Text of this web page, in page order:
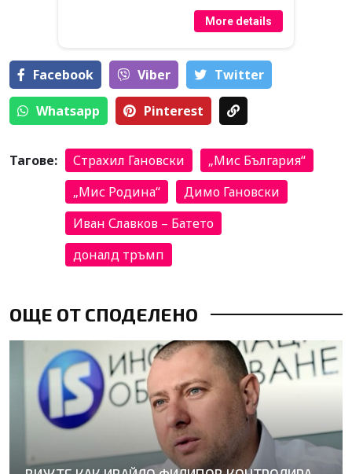
More details
Facebook Viber Тwitter
Whatsapp Pinterest
Тагове: Страхил Гановски
„Мис България“
„Мис Родина“
Димо Гановски
Иван Славков – Батето
доналд тръмп
ОЩЕ ОТ СПОДЕЛЕНО